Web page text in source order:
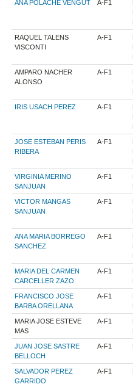
ANA POLACHE VENGUT A-F1
RAQUEL TALENS
VISCONTI
A-F1
AMPARO NACHER
ALONSO
A-F1
IRIS USACH PEREZ A-F1
JOSE ESTEBAN PERIS
RIBERA
A-F1
VIRGINIA MERINO
SANJUAN
A-F1
VICTOR MANGAS
SANJUAN
A-F1
ANA MARIA BORREGO
SANCHEZ
A-F1
MARIA DEL CARMEN
CARCELLER ZAZO
A-F1
FRANCISCO JOSE
BARBA ORELLANA
A-F1
MARIA JOSE ESTEVE
MAS
A-F1
JUAN JOSE SASTRE
BELLOCH
A-F1
SALVADOR PEREZ
GARRIDO
A-F1